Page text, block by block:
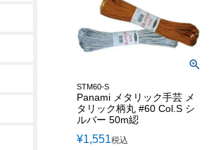
STM60-S
Panami メタリック手芸 メ
タリック柄丸 #60 Col.S シ
ルバー 50m綛
¥1,551税込